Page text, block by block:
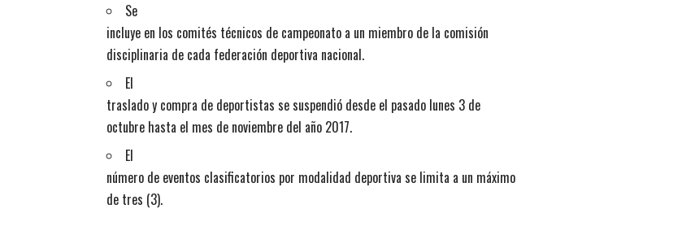
Se
incluye en los comités técnicos de campeonato a un miembro de la comisión
disciplinaria de cada federación deportiva nacional.
El
traslado y compra de deportistas se suspendió desde el pasado lunes 3 de
octubre hasta el mes de noviembre del año 2017.
El
número de eventos clasificatorios por modalidad deportiva se limita a un máximo
de tres (3).